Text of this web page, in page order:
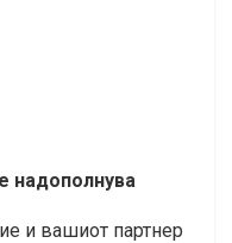
надополнува
и вашиот партнер